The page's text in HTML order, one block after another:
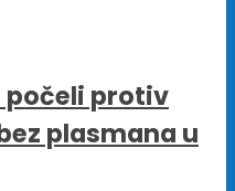
počeli protiv
plasmana u